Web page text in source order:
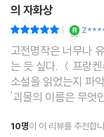
의 자화상
|
고전명작은 너무나
는 듯 싶다. ＜프랑
소설을 읽었는지 파
'괴물의 이름은 무엇
수 있다. 소설을 읽
로 알고 있지만, 사실
10명이 이 리뷰를 추천합